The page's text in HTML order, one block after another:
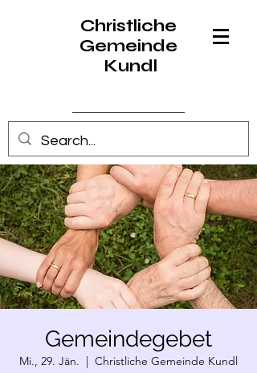
Christliche
Gemeinde
Kundl
Anmelden
Gemeindegebet
Mi., 29. Jän.
  |
Christliche Gemeinde Kundl